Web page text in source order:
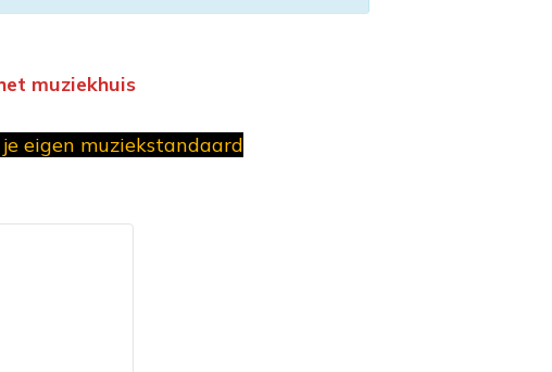
muziekhuis
eigen muziekstandaard